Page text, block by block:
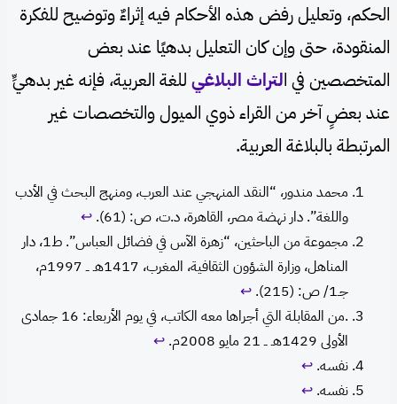
الحكم، وتعليل رفض هذه الأحكام فيه إثراءٌ وتوضيح للفكرة
المنقودة، حتى وإن كان التعليل بدهيًا عند بعض
المتخصصين في التراث البلاغي للغة العربية، فإنه غير بدهيٍّ
عند بعضٍ آخر من القراء ذوي الميول والتخصصات غير
المرتبطة بالبلاغة العربية.
محمد مندور، “النقد المنهجي عند العرب، ومنهج البحث في الأدب
واللغة”. دار نهضة مصر، القاهرة، د.ت، ص: (61).
↩︎
مجموعة من الباحثين، “زهرة الآس في فضائل العباس”. ط1، دار
المناهل، وزارة الشؤون الثقافية، المغرب، 1417هـ ــ 1997م،
جـ1/ ص: (215).
↩︎
.من المقابلة التي أجراها معه الكاتب، في يوم الأربعاء: 16 جمادى
الأولى 1429هـ ــ 21 مايو 2008م.
↩︎
نفسه. ↩︎
نفسه. ↩︎